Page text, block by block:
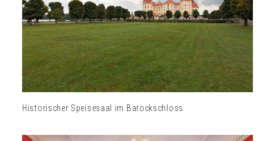
Historischer Speisesaal im Barockschloss